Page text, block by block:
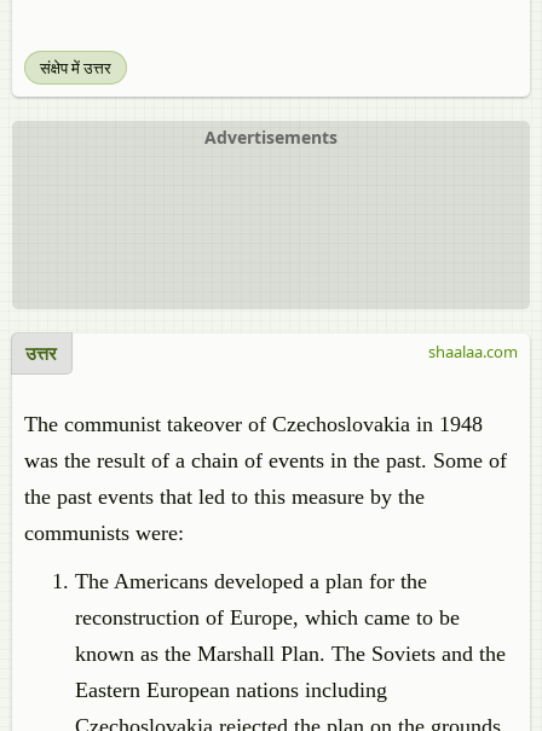
संक्षेप में उत्तर
Advertisements
उत्तर
The communist takeover of Czechoslovakia in 1948
was the result of a chain of events in the past. Some of
the past events that led to this measure by the
communists were:
The Americans developed a plan for the
reconstruction of Europe, which came to be
known as the Marshall Plan. The Soviets and the
Eastern European nations including
Czechoslovakia rejected the plan on the grounds
shaalaa.com